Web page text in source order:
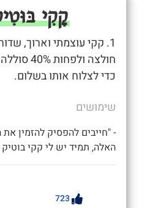
קָקִי
1. קקי עוצמתי וארוך,
חולצה
כדי לצלוח אותו בשלום.
שימושים
- "חייבים להפסיק להזמין את
האלה, תמיד יש לי קקי
723